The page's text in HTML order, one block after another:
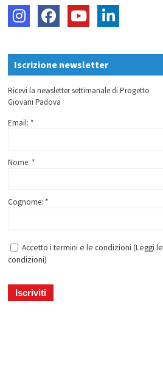
Iscrizione newsletter
Ricevi la newsletter settimanale di Progetto
Giovani Padova
Email: *
Nome: *
Cognome: *
Accetto i termini e le condizioni (Leggi le
condizioni)